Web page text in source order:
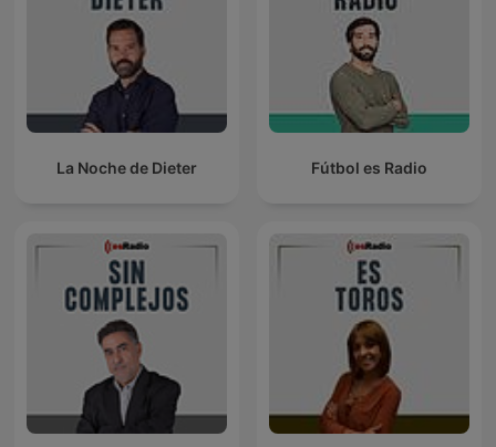
La Noche de Dieter Fútbol es Radio